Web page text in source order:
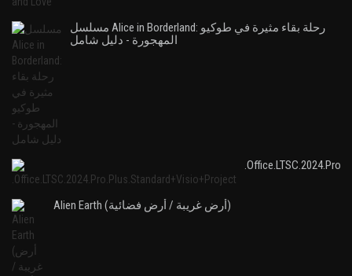
مسلسل Alice in Borderland: رحلة بقاء مثيرة في طوكيو
المهجورة - دليل شامل
Alien Earth (أرض غريبة / أرض فضائية)